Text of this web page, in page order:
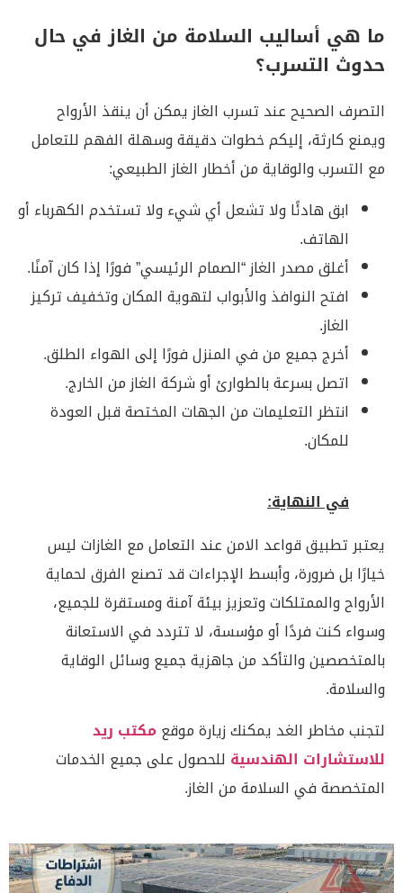
ما هي أساليب السلامة من الغاز في حال
حدوث التسرب؟
التصرف الصحيح عند تسرب الغاز يمكن أن ينقذ الأرواح
ويمنع كارثة، إليكم خطوات دقيقة وسهلة الفهم للتعامل
مع التسرب والوقاية من أخطار الغاز الطبيعي:
ابق هادئًا ولا تشعل أي شيء ولا تستخدم الكهرباء أو
الهاتف.
أغلق مصدر الغاز “الصمام الرئيسي” فورًا إذا كان آمنًا.
افتح النوافذ والأبواب لتهوية المكان وتخفيف تركيز
الغاز.
أخرج جميع من في المنزل فورًا إلى الهواء الطلق.
اتصل بسرعة بالطوارئ أو شركة الغاز من الخارج.
انتظر التعليمات من الجهات المختصة قبل العودة
للمكان.
في النهاية:
يعتبر تطبيق قواعد الامن عند التعامل مع الغازات ليس
خيارًا بل ضرورة، وأبسط الإجراءات قد تصنع الفرق لحماية
الأرواح والممتلكات وتعزيز بيئة آمنة ومستقرة للجميع،
وسواء كنت فردًا أو مؤسسة، لا تتردد في الاستعانة
بالمتخصصين والتأكد من جاهزية جميع وسائل الوقاية
والسلامة.
لتجنب مخاطر الغد يمكنك زيارة موقعمكتب ريد
للاستشارات الهندسية للحصول على جميع الخدمات
المتخصصة في السلامة من الغاز.